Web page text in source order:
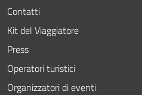
Contatti
Kit del Viaggiatore
Press
Operatori turistici
Organizzatori di eventi